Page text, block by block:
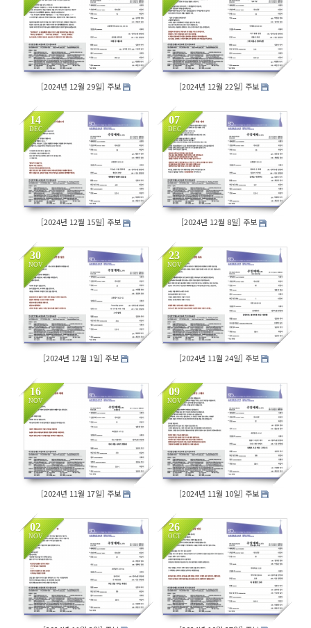
196
[2024년 12월 29일] 주보
186
[2024년 12월 22일] 주보
14
DEC
170
[2024년 12월 15일] 주보
07
DEC
163
[2024년 12월 8일] 주보
30
NOV
[2024년 12월 1일] 주보
23
NOV
179
[2024년 11월 24일] 주보
16
NOV
174
[2024년 11월 17일] 주보
09
NOV
156
[2024년 11월 10일] 주보
02
NOV
26
OCT
168